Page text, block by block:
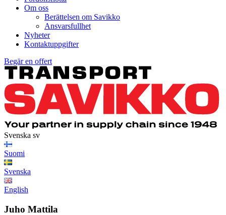
Om oss
Berättelsen om Savikko
Ansvarsfullhet
Nyheter
Kontaktuppgifter
Begär en offert
Svenska sv
Suomi
Svenska
English
Juho Mattila